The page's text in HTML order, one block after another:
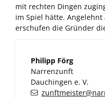
Philipp Förg
Narrenzunft
Dauchingen e. V.
mit rechten Dingen
im Spiel hätte.
erschufen die Gründer